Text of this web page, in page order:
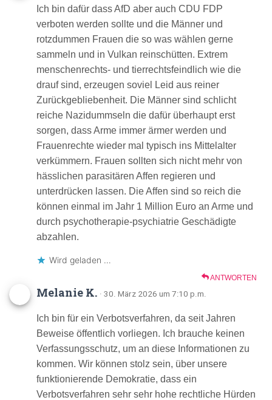
Ich bin dafür dass AfD aber auch CDU FDP
verboten werden sollte und die Männer und
rotzdummen Frauen die so was wählen gerne
sammeln und in Vulkan reinschütten. Extrem
menschenrechts- und tierrechtsfeindlich wie die
drauf sind, erzeugen soviel Leid aus reiner
Zurückgebliebenheit. Die Männer sind schlicht
reiche Nazidummseln die dafür überhaupt erst
sorgen, dass Arme immer ärmer werden und
Frauenrechte wieder mal typisch ins Mittelalter
verkümmern. Frauen sollten sich nicht mehr von
hässlichen parasitären Affen regieren und
unterdrücken lassen. Die Affen sind so reich die
können einmal im Jahr 1 Million Euro an Arme und
durch psychotherapie-psychiatrie Geschädigte
abzahlen.
Wird geladen …
ANTWORTEN
Melanie K. · 30. März 2026 um 7:10 p.m.
Ich bin für ein Verbotsverfahren, da seit Jahren
Beweise öffentlich vorliegen. Ich brauche keinen
Verfassungsschutz, um an diese Informationen zu
kommen. Wir können stolz sein, über unsere
funktionierende Demokratie, dass ein
Verbotsverfahren sehr sehr hohe rechtliche Hürden